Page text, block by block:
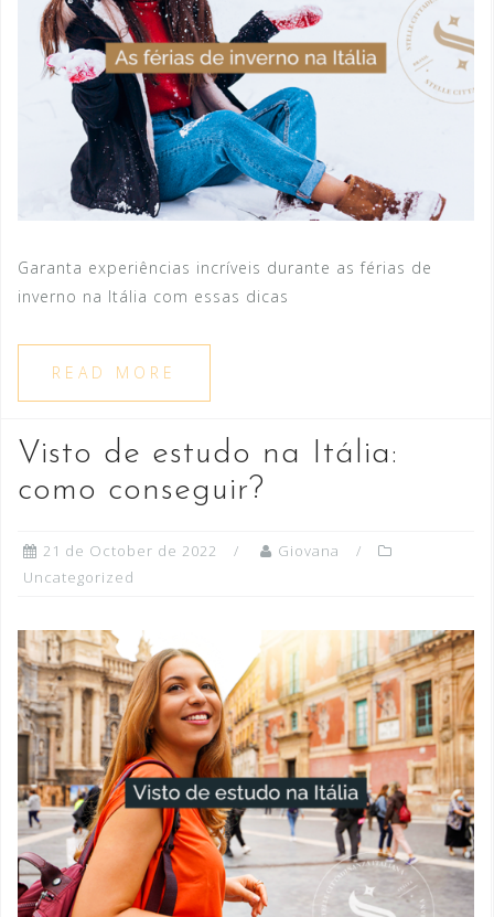
Garanta experiências incríveis durante as férias de
inverno na Itália com essas dicas
READ MORE
Visto de estudo na Itália:
como conseguir?
21 de October de 2022
Giovana
Uncategorized